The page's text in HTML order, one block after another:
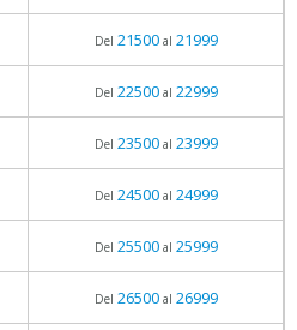
Del 21500al 21999
Del 22500al 22999
Del 23500al 23999
Del 24500al 24999
Del 25500al 25999
Del 26500al 26999